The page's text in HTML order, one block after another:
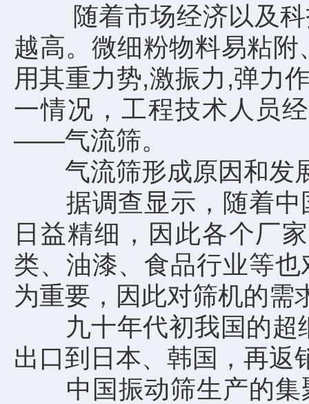
随着市场经济以及科
越高。微细粉物料易粘
用其重力势,激振力,弹力
一情况，工程技术人员
——气流筛。
气流筛形成原因和发
据调查显示，随着中
日益精细，因此各个厂
类、油漆、食品行业等
为重要，因此对筛机的需
九十年代初我国的超细
出口到日本、韩国，再返
中国振动筛生产的集